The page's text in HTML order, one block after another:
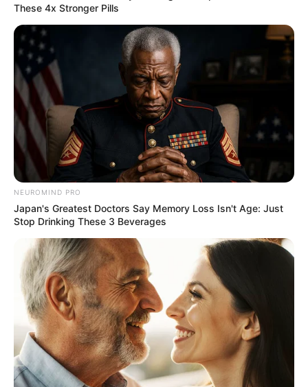
ดูดวง พยากรณ์ดวงชะตา คนเกิดประจำวันจันทร์
ดูดวงไพ่ยิปซีกับ อาจารย์ คฑา (คำทำนายในช่วงเวลา
เดือนกรกฎาคม 2557)
ผู้ใหญ่จะให้การสงเสริมสนับสนุนดี รักต่างวัยแต่หัวใจ
เดียวตรงกัน โดยเฉพาะกับคนที่สูงวัยกว่าจะมีความสุข
สดชื่น และยังมีลาภลอยจากคนรัก
ดูดวง พยากรณ์ดวงชะตา คนเกิดประจำวันอังคาร
ดูดวงไพ่ยิปซีกับ อาจารย์ คฑา (คำทำนายในช่วงเวลา
เดือนกรกฎาคม 2557)
จะมีเรื่องให้กังวลหัวใจหรือมีเรื่องให้รู้สึกว้าวุ้นใจ ต้องทำใจ
ให้สบายๆ แต่ก็จะมีเกณฑ์ขยับขยายงานเป็นพิเศษ ความ
รักจะเด่นเป็นพิเศษ
ดูดวง พยากรณ์ดวงชะตา คนเกิดประจำวันพุธ
ดูดวงไพ่ยิปซีกับ อาจารย์ คฑา (คำทำนายในช่วงเวลา
These 4x Stronger Pills
NEUROMIND PRO
Japan's Greatest Doctors Say Memory Loss Isn't Age: Just
Stop Drinking These 3 Beverages